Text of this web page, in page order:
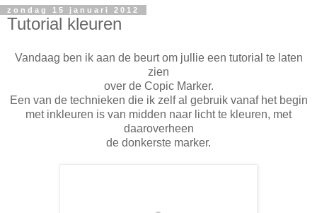
zondag 15 januari 2012
Tutorial kleuren
Vandaag ben ik aan de beurt om jullie een tutorial te laten
zien
over de Copic Marker.
Een van de technieken die ik zelf al gebruik vanaf het begin
met inkleuren is van midden naar licht te kleuren, met
daaroverheen
de donkerste marker.